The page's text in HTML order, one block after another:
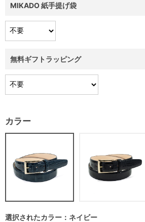
MIKADO 紙手提げ袋
無料ギフトラッピング
カラー
選択されたカラー：ネイビー